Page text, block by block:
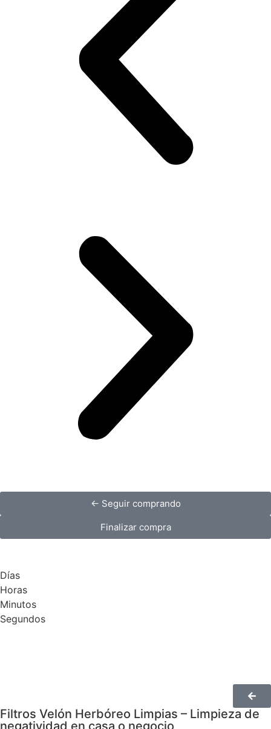
← Seguir comprando
Finalizar compra
Días
Horas
Minutos
Segundos
Filtros Velón Herbóreo Limpias – Limpieza de
negatividad en casa o negocio